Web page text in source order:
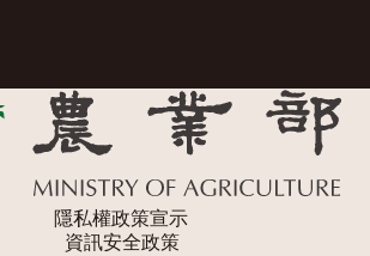
隱私權政策宣示
資訊安全政策